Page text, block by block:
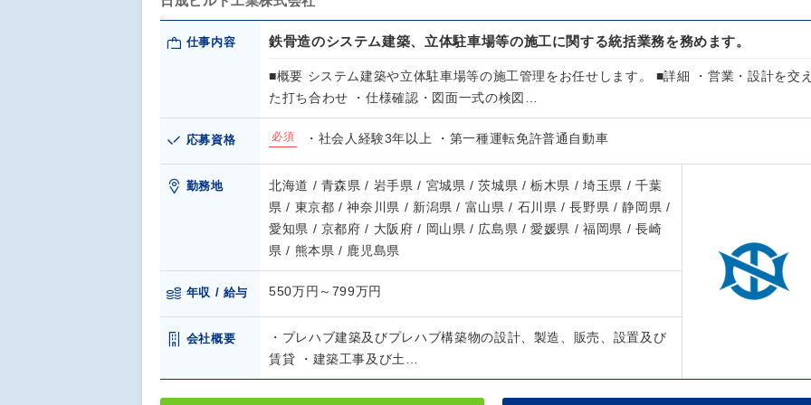
仕事内容 鉄骨造のシステム建築、立体駐車場等の施工に関する統括業務を務めます。
■概要 システム建築や立体駐車場等の施工管理をお任せします。 ■詳細 ・営業・設計を交
た打ち合わせ ・仕様確認・図面一式の検図…
応募資格 必須 ・社会人経験3年以上 ・第一種運転免許普通自動車
勤務地
北海道 / 青森県 / 岩手県 / 宮城県 / 茨城県 / 栃木県 / 埼玉県 / 千葉
県 / 東京都 / 神奈川県 / 新潟県 / 富山県 / 石川県 / 長野県 / 静岡県 /
愛知県 / 京都府 / 大阪府 / 岡山県 / 広島県 / 愛媛県 / 福岡県 / 長崎
県 / 熊本県 / 鹿児島県
年収 / 給与 550万円～799万円
会社概要
・プレハブ建築及びプレハブ構築物の設計、製造、販売、設置及び
賃貸 ・建築工事及び土…